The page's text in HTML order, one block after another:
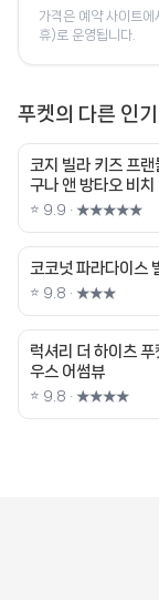
가격은 예약 사이트
휴)로 운영됩니다.
푸켓의 다른 인
코지 빌라 키즈 프랜
구나 앤 방타오 비치
⭐ 9.9 · ★★★★★
코코넛 파라다이스
⭐ 9.8 · ★★★
럭셔리 더 하이츠
우스 어썸뷰
⭐ 9.8 · ★★★★